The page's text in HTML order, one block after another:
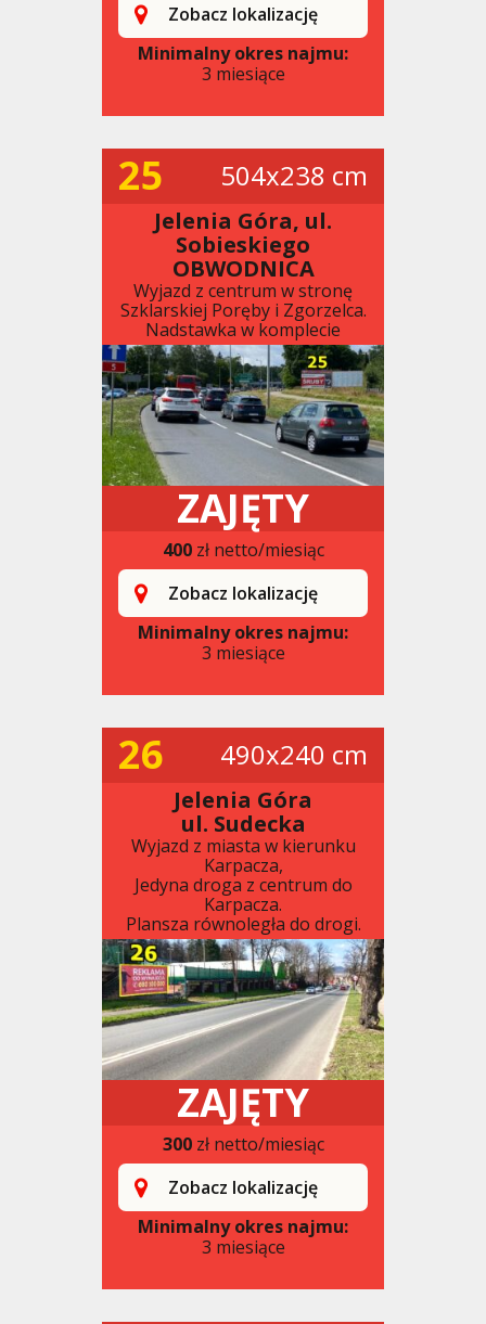
Zobacz lokalizację
Minimalny okres najmu:
3 miesiące
25 504x238 cm
Jelenia Góra, ul.
Sobieskiego
OBWODNICA
Wyjazd z centrum w stronę
Szklarskiej Poręby i Zgorzelca.
Nadstawka w komplecie
ZAJĘTY
400zł netto/miesiąc
Zobacz lokalizację
Minimalny okres najmu:
3 miesiące
26 490x240 cm
Jelenia Góra
ul. Sudecka
Wyjazd z miasta w kierunku
Karpacza,
Jedyna droga z centrum do
Karpacza.
Plansza równoległa do drogi.
ZAJĘTY
300zł netto/miesiąc
Zobacz lokalizację
Minimalny okres najmu:
3 miesiące